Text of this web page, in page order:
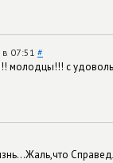
07:51 #
молодцы!!! с